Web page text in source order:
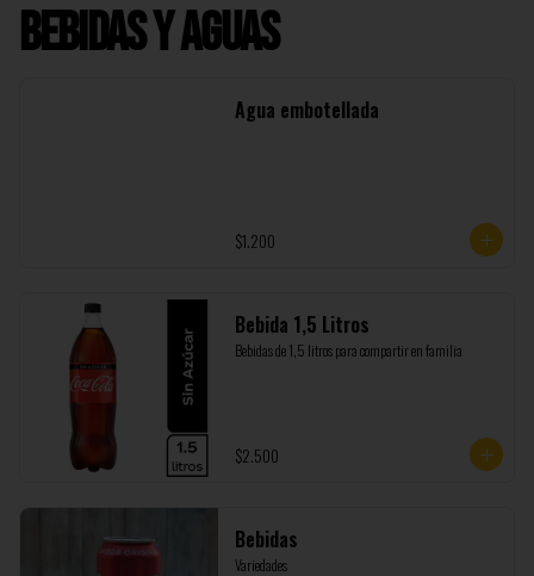
Bebidas y Aguas
Agua embotellada
$1.200
Bebida 1,5 Litros
Bebidas de 1,5 litros para compartir en familia
$2.500
Bebidas
Variedades